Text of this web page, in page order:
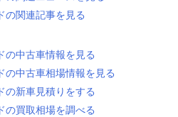
の関連記事を見る
の中古車情報を見る
の中古車相場情報を見る
の新車見積りをする
の買取相場を調べる